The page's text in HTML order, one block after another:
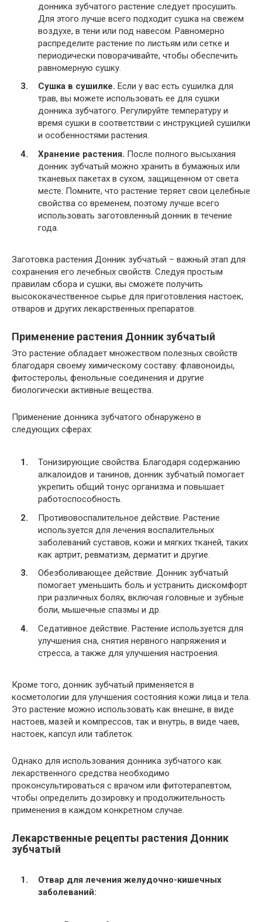
донника зубчатого растение следует просушить.
Для этого лучше всего подходит сушка на свежем
воздухе, в тени или под навесом. Равномерно
распределите растение по листьям или сетке и
периодически поворачивайте, чтобы обеспечить
равномерную сушку.
Сушка в сушилке. Если у вас есть сушилка для
трав, вы можете использовать ее для сушки
донника зубчатого. Регулируйте температуру и
время сушки в соответствии с инструкцией сушилки
и особенностями растения.
Хранение растения. После полного высыхания
донник зубчатый можно хранить в бумажных или
тканевых пакетах в сухом, защищенном от света
месте. Помните, что растение теряет свои целебные
свойства со временем, поэтому лучше всего
использовать заготовленный донник в течение
года.
Заготовка растения Донник зубчатый – важный этап для
сохранения его лечебных свойств. Следуя простым
правилам сбора и сушки, вы сможете получить
высококачественное сырье для приготовления настоек,
отваров и других лекарственных препаратов.
Применение растения Донник зубчатый
Это растение обладает множеством полезных свойств
благодаря своему химическому составу: флавоноиды,
фитостеролы, фенольные соединения и другие
биологически активные вещества.
Применение донника зубчатого обнаружено в
следующих сферах:
Тонизирующие свойства. Благодаря содержанию
алкалоидов и танинов, донник зубчатый помогает
укрепить общий тонус организма и повышает
работоспособность.
Противовоспалительное действие. Растение
используется для лечения воспалительных
заболеваний суставов, кожи и мягких тканей, таких
как артрит, ревматизм, дерматит и другие.
Обезболивающее действие. Донник зубчатый
помогает уменьшить боль и устранить дискомфорт
при различных болях, включая головные и зубные
боли, мышечные спазмы и др.
Седативное действие. Растение используется для
улучшения сна, снятия нервного напряжения и
стресса, а также для улучшения настроения.
Кроме того, донник зубчатый применяется в
косметологии для улучшения состояния кожи лица и тела.
Это растение можно использовать как внешне, в виде
настоев, мазей и компрессов, так и внутрь, в виде чаев,
настоек, капсул или таблеток.
Однако для использования донника зубчатого как
лекарственного средства необходимо
проконсультироваться с врачом или фитотерапевтом,
чтобы определить дозировку и продолжительность
применения в каждом конкретном случае.
Лекарственные рецепты растения Донник
зубчатый
Отвар для лечения желудочно-кишечных
заболеваний: